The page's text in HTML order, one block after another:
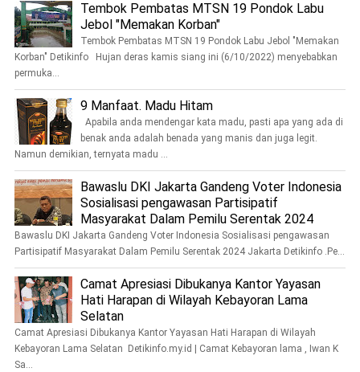
Tembok Pembatas MTSN 19 Pondok Labu
Jebol "Memakan Korban"
Tembok Pembatas MTSN 19 Pondok Labu Jebol "Memakan
Korban" Detikinfo Hujan deras kamis siang ini (6/10/2022) menyebabkan
permuka...
9 Manfaat. Madu Hitam
Apabila anda mendengar kata madu, pasti apa yang ada di
benak anda adalah benada yang manis dan juga legit.
Namun demikian, ternyata madu ...
Bawaslu DKI Jakarta Gandeng Voter Indonesia
Sosialisasi pengawasan Partisipatif
Masyarakat Dalam Pemilu Serentak 2024
Bawaslu DKI Jakarta Gandeng Voter Indonesia Sosialisasi pengawasan
Partisipatif Masyarakat Dalam Pemilu Serentak 2024 Jakarta Detikinfo .Pe...
Camat Apresiasi Dibukanya Kantor Yayasan
Hati Harapan di Wilayah Kebayoran Lama
Selatan
Camat Apresiasi Dibukanya Kantor Yayasan Hati Harapan di Wilayah
Kebayoran Lama Selatan Detikinfo.my.id | Camat Kebayoran lama , Iwan K
Sa...